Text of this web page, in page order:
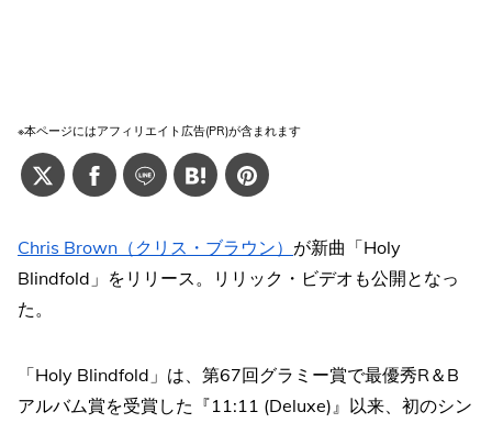
※本ページにはアフィリエイト広告(PR)が含まれます
Chris Brown（クリス・ブラウン） が新曲「Holy
Blindfold」をリリース。リリック・ビデオも公開となっ
た。
「Holy Blindfold」は、第67回グラミー賞で最優秀R＆B
アルバム賞を受賞した『11:11 (Deluxe)』以来、初のシン